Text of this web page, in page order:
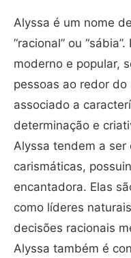
Alyssa é um nome
“racional” ou
moderno e popular,
pessoas ao redor
associado a
determinação e
Alyssa tendem a ser
carismáticas,
encantadora. Elas
como líderes
decisões racionais
Alyssa também é